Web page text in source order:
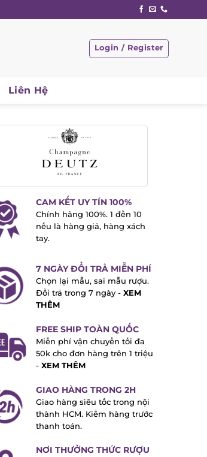
Login / Register
Liên Hệ
CAM KẾT UY TÍN 100%
Chính hãng 100%. 1 đền 10
nếu là hàng giả, hàng xách
tay.
7 NGÀY ĐỔI TRẢ MIỄN PHÍ
Chọn lại mẫu, sai mẫu rượu.
Đổi trả trong 7 ngày -XEM
THÊM
FREE SHIP TOÀN QUỐC
Miễn phí vận chuyển tối đa
50k cho đơn hàng trên 1 triệu
XEM THÊM
GIAO HÀNG TRONG 2H
Giao hàng siêu tốc trong nội
thành HCM. Kiểm hàng trước
thanh toán.
NƠI THƯỞNG THỨC RƯỢU